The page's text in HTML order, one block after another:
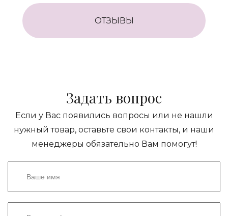
ОТЗЫВЫ
Задать вопрос
Если у Вас появились вопросы или не нашли
нужный товар, оставьте свои контакты, и наши
менеджеры обязательно Вам помогут!